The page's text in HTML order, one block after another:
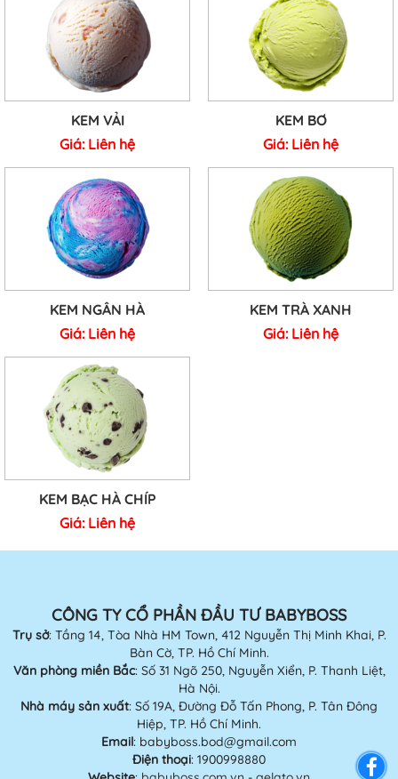
KEM VẢI
Giá: Liên hệ
KEM BƠ
Giá: Liên hệ
KEM NGÂN HÀ
Giá: Liên hệ
KEM TRÀ XANH
Giá: Liên hệ
KEM BẠC HÀ CHÍP
Giá: Liên hệ
CÔNG TY CỔ PHẦN ĐẦU TƯ BABYBOSS
Trụ sở: Tầng 14, Tòa Nhà HM Town, 412 Nguyễn Thị Minh Khai, P.
Bàn Cờ, TP. Hồ Chí Minh.
Văn phòng miền Bắc: Số 31 Ngõ 250, Nguyễn Xiển, P. Thanh Liệt,
Hà Nội.
Nhà máy sản xuất: Số 19A, Đường Đỗ Tấn Phong, P. Tân Đông
Hiệp, TP. Hồ Chí Minh.
Email: babyboss.bod@gmail.com
Điện thoại: 1900998880